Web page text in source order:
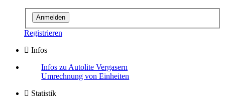
Registrieren
Infos
Infos zu Autolite Vergasern
Umrechnung von Einheiten
Statistik